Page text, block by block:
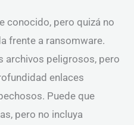
conocido, pero quizá no
frente a ransomware.
archivos peligrosos, pero
enlaces
Puede que
pero no incluya